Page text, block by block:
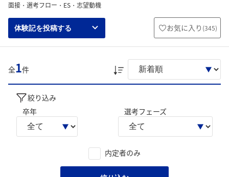
面接・選考フロー・ES・志望動機
体験記を投稿する お気に入り (345)
全1件
絞り込み
卒年
選考フェーズ
内定者のみ